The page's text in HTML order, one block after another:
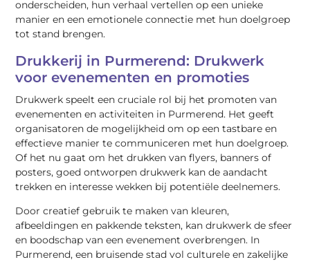
onderscheiden, hun verhaal vertellen op een unieke
manier en een emotionele connectie met hun doelgroep
tot stand brengen.
Drukkerij in Purmerend: Drukwerk
voor evenementen en promoties
Drukwerk speelt een cruciale rol bij het promoten van
evenementen en activiteiten in Purmerend. Het geeft
organisatoren de mogelijkheid om op een tastbare en
effectieve manier te communiceren met hun doelgroep.
Of het nu gaat om het drukken van flyers, banners of
posters, goed ontworpen drukwerk kan de aandacht
trekken en interesse wekken bij potentiële deelnemers.
Door creatief gebruik te maken van kleuren,
afbeeldingen en pakkende teksten, kan drukwerk de sfeer
en boodschap van een evenement overbrengen. In
Purmerend, een bruisende stad vol culturele en zakelijke